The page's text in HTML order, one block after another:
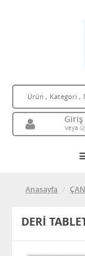
veya
Anasayfa
DERİ